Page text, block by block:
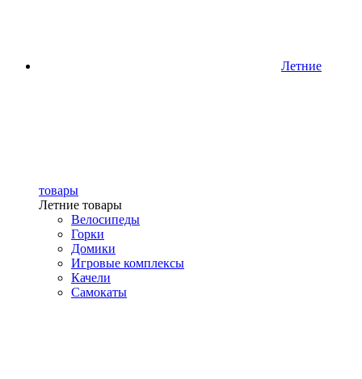
Летние
товары
Летние товары
Велосипеды
Горки
Домики
Игровые комплексы
Качели
Самокаты